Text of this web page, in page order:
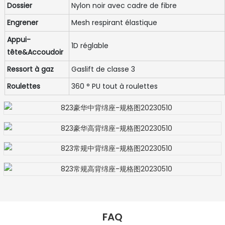
Dossier
Nylon noir avec cadre de fibre
Engrener
Mesh respirant élastique
Appui-
tête&Accoudoir
1D réglable
Ressort à gaz
Gaslift de classe 3
Roulettes
360 ° PU tout à roulettes
FAQ